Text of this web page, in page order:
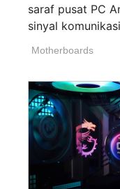
saraf pusat PC
sinyal
Motherboards